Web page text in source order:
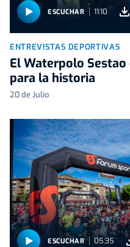
ESCUCHAR 11:10
ENTREVISTAS DEPORTIVAS
El Waterpolo
para la historia
20 de Julio
ESCUCHAR 05:35